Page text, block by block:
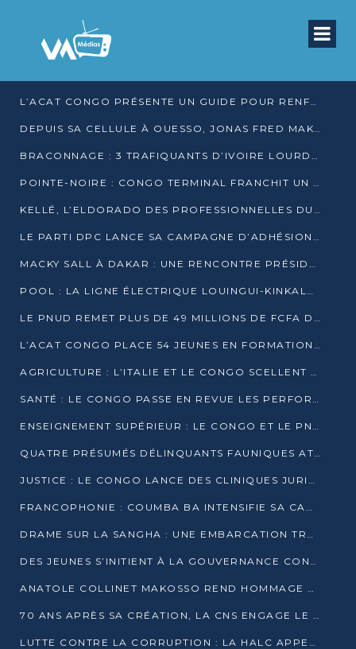
L’ACAT CONGO PRÉSENTE UN GUIDE POUR RENFORCER LES GARANTIES JUDICIAIRES EN GARDE À VUE
DEPUIS SA CELLULE À OUESSO, JONAS FRED MAKITA DÉNONCE CE QU’IL QUALIFIE DE DÉNI DE JUSTICE
BRACONNAGE : 3 TRAFIQUANTS D’IVOIRE LOURDEMENT CONDAMNÉS À DJAMBALA
POINTE-NOIRE : CONGO TERMINAL FRANCHIT UN CAP HISTORIQUE AVEC 99 MOUVEMENTS/HEURE
KELLÉ, L’ELDORADO DES PROFESSIONNELLES DU SEXE
LE PARTI DPC LANCE SA CAMPAGNE D’ADHÉSIONS ET VEUT STRUCTURER SA PRÉSENCE DANS LES 15 DÉPARTEMENTS
MACKY SALL À DAKAR : UNE RENCONTRE PRÉSIDENTIELLE QUI DIVISE L’OPINION SÉNÉGALAISE
POOL : LA LIGNE ÉLECTRIQUE LOUINGUI-KINKALA-BOKO MISE EN SERVICE
LE PNUD REMET PLUS DE 49 MILLIONS DE FCFA D’ÉQUIPEMENTS POUR ACCÉLÉRER LA NUMÉRISATION DU SYSTÈME DE SANTÉ
L’ACAT CONGO PLACE 54 JEUNES EN FORMATION PROFESSIONNELLE
AGRICULTURE : L’ITALIE ET LE CONGO SCELLENT UN PARTENARIAT POUR UNE PRODUCTION LOCALE DURABLE
SANTÉ : LE CONGO PASSE EN REVUE LES PERFORMANCES DE SES HÔPITAUX À MI-PARCOURS
ENSEIGNEMENT SUPÉRIEUR : LE CONGO ET LE PNUD VEULENT RAPPROCHER LA FORMATION UNIVERSITAIRE DES BESOINS DU MARCHÉ DE L’EMPLOI
QUATRE PRÉSUMÉS DÉLINQUANTS FAUNIQUES ATTENDUS DEVANT LA JUSTICE POUR TRAFIC D’IVOIRE
JUSTICE : LE CONGO LANCE DES CLINIQUES JURIDIQUES POUR RAPPROCHER LE DROIT DES CITOYENS
FRANCOPHONIE : COUMBA BA INTENSIFIE SA CAMPAGNE POUR LA SUCCESSION À LA TÊTE DE L’OIF
DRAME SUR LA SANGHA : UNE EMBARCATION TRANSPORTANT DES FIDÈLES DE « NZAMBÉ YA L’HUILE » FAIT NAUFRAGE À OUESSO
DES JEUNES S’INITIENT À LA GOUVERNANCE CONTINENTALE À BRAZZAVILLE
ANATOLE COLLINET MAKOSSO REND HOMMAGE À JEAN-PAUL PIGASSE
70 ANS APRÈS SA CRÉATION, LA CNS ENGAGE LE VIRAGE DE LA DIGITALISATION
LUTTE CONTRE LA CORRUPTION : LA HALC APPELLE À PASSER DES DISCOURS AUX ACTES